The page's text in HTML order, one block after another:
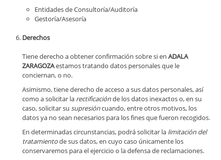
Entidades de Consultoría/Auditoría
Gestoría/Asesoría
Derechos
Tiene derecho a obtener confirmación sobre si en ADALA
ZARAGOZAestamos tratando datos personales que le
conciernan, o no.
Asimismo, tiene derecho de acceso a sus datos personales, así
como a solicitar la rectificaciónde los datos inexactos o, en su
caso, solicitar su supresióncuando, entre otros motivos, los
datos ya no sean necesarios para los fines que fueron recogidos.
En determinadas circunstancias, podrá solicitar la limitación del
tratamientode sus datos, en cuyo caso únicamente los
conservaremos para el ejercicio o la defensa de reclamaciones.